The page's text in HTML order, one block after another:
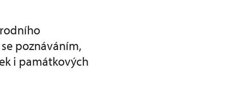
poznáváním,
i památkových